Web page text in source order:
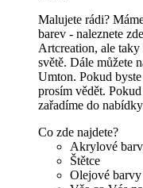
Malujete rádi?
barev - naleznete
Artcreation, ale
světě. Dále můžete
Umton. Pokud
prosím vědět.
zařadíme do
Co zde najdete?
Akrylové
Štětce
Olejové barvy